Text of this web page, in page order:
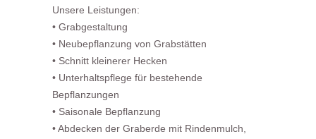
Unsere Leistungen:
• Grabgestaltung
• Neubepflanzung von Grabstätten
• Schnitt kleinerer Hecken
• Unterhaltspflege für bestehende
Bepflanzungen
• Saisonale Bepflanzung
• Abdecken der Graberde mit Rindenmulch,